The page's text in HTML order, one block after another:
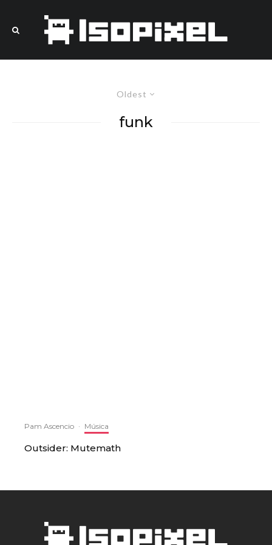
Oldest
funk
Pam Ascencio · Música
Outsider: Mutemath